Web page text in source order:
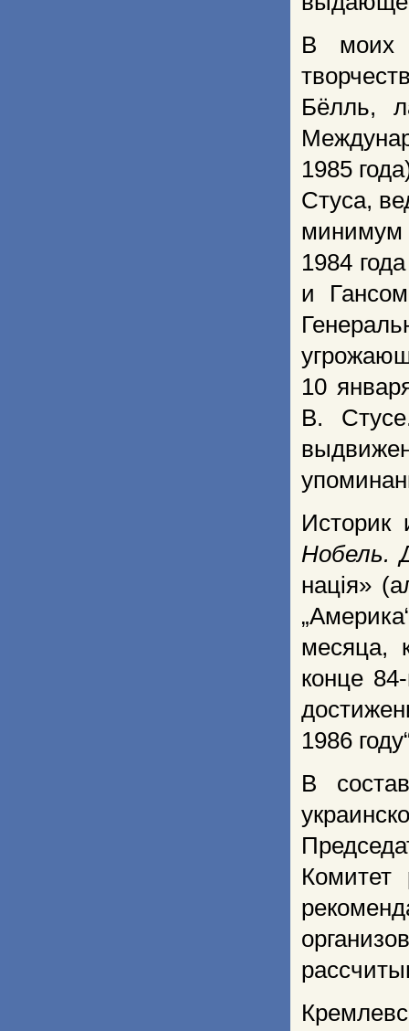
В моих
Бёлль,
1985
Стуса,
1984
и
10
В.
Историк
Нобель.
нація»
месяца,
конце
1986
В
Комитет